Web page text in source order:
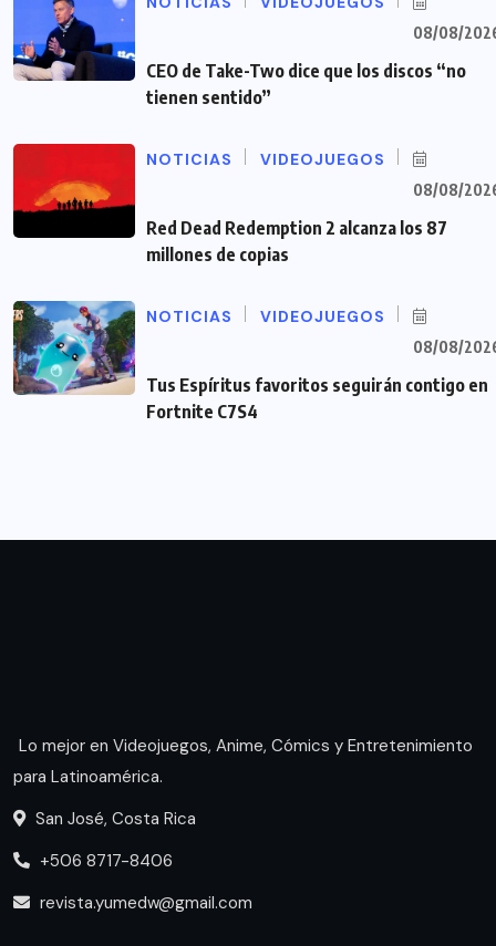
08/08/
CEO de Take-Two dice que los discos “no
tienen sentido”
NOTICIAS VIDEOJUEGOS
08/08/
Red Dead Redemption 2 alcanza los 87
millones de copias
NOTICIAS VIDEOJUEGOS
08/08/
Tus Espíritus favoritos seguirán contigo en
Fortnite C7S4
Lo mejor en Videojuegos, Anime, Cómics y Entretenimiento
para Latinoamérica.
San José, Costa Rica
+506 8717-8406
revista.yumedw@gmail.com